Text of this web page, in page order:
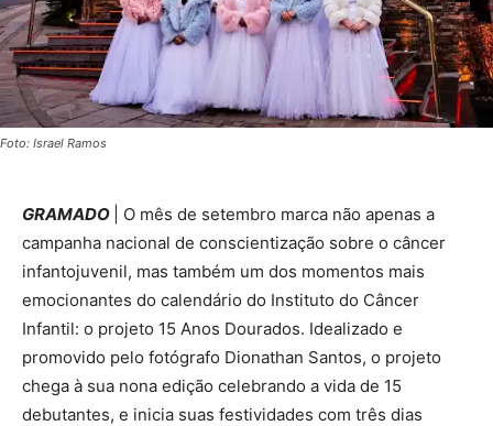
Foto: Israel Ramos
GRAMADO
| O mês de setembro marca não apenas a
campanha nacional de conscientização sobre o câncer
infantojuvenil, mas também um dos momentos mais
emocionantes do calendário do Instituto do Câncer
Infantil: o projeto 15 Anos Dourados. Idealizado e
promovido pelo fotógrafo Dionathan Santos, o projeto
chega à sua nona edição celebrando a vida de 15
debutantes, e inicia suas festividades com três dias